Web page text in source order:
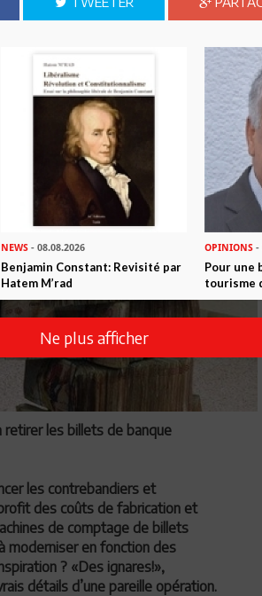
les billets de banque
les contrebandiers et
des coûts de fabrication et
de comptage de billets
moderniser en fonction des
? «Des ignares!»,
détails d’une pareille opération.
NEWS - 08.08.2026
Benjamin Constant: Revisité par
Hatem M’rad
OPINIONS-
Pour une
tourisme
Ne plus afficher